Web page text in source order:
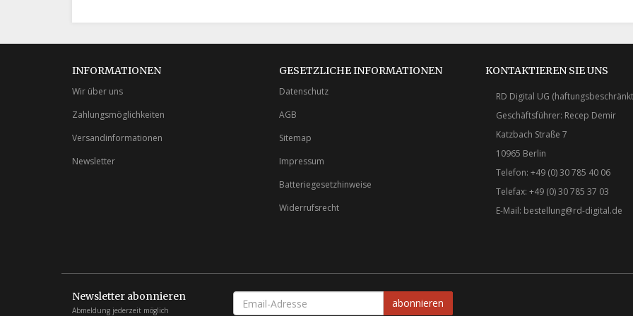
INFORMATIONEN
Wir über uns
Zahlungsmöglichkeiten
Versandinformationen
Newsletter
GESETZLICHE INFORMATIONEN
Datenschutz
AGB
Sitemap
Impressum
Batteriegesetzhinweise
Widerrufsrecht
KONTAKTIEREN SIE UNS
RD Digital UG
Geschäftsführer: Recep Demir
Katzbach Straße 7
10965 Berlin
Telefon: +49 (0) 30 785 40 06
Telefax: +49 (0) 30 785 37 03
E-Mail: bestellung@rd-digital.de
Newsletter abonnieren
Abmeldung jederzeit möglich
EMAIL-
ADRESSE
abonnieren